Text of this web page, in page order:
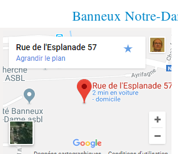
Banneux Notre-